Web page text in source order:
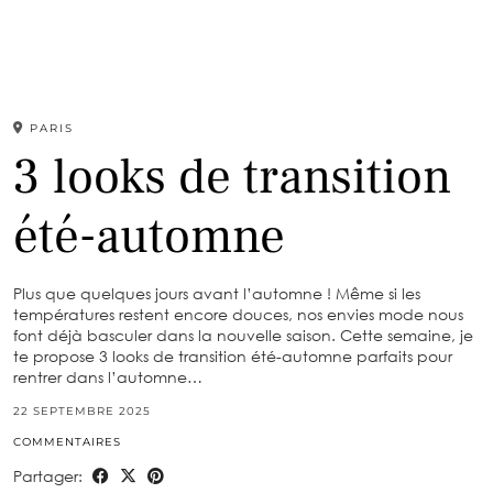
PARIS
3 looks de transition
été-automne
Plus que quelques jours avant l’automne ! Même si les
températures restent encore douces, nos envies mode nous
font déjà basculer dans la nouvelle saison. Cette semaine, je
te propose 3 looks de transition été-automne parfaits pour
rentrer dans l’automne…
22 SEPTEMBRE 2025
COMMENTAIRES
Partager: